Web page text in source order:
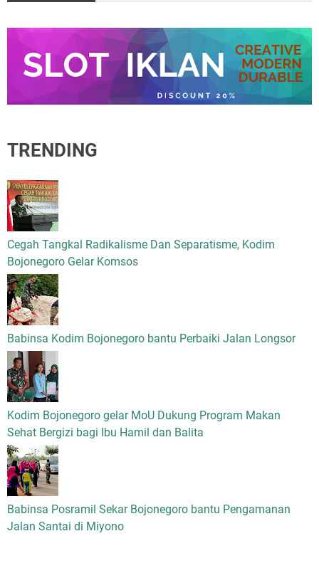
TRENDING
Cegah Tangkal Radikalisme Dan Separatisme, Kodim
Bojonegoro Gelar Komsos
Babinsa Kodim Bojonegoro bantu Perbaiki Jalan Longsor
Kodim Bojonegoro gelar MoU Dukung Program Makan
Sehat Bergizi bagi Ibu Hamil dan Balita
Babinsa Posramil Sekar Bojonegoro bantu Pengamanan
Jalan Santai di Miyono